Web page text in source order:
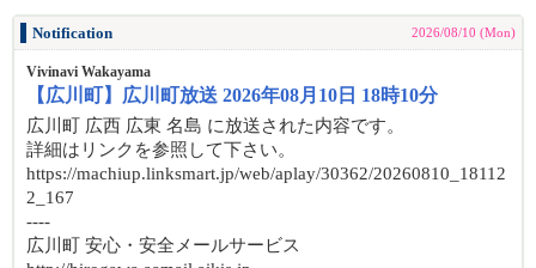
Notification 2026/08/10 (Mon)
Vivinavi Wakayama
【広川町】広川町放送 2026年08月10日 18時10分
広川町 広西 広東 名島 に放送された内容です。
詳細はリンクを参照して下さい。
https://machiup.linksmart.jp/web/aplay/30362/20260810_18112
2_167
----
広川町 安心・安全メールサービス